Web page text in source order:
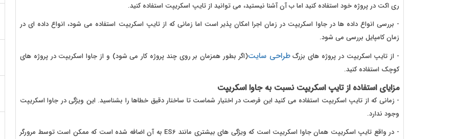
ری اکت در پروژه خود استفاده کنید اما ب آن آشنا نیستید، می توانید از تایپ اسکریپت استفاده کنید.
- بررسی انواع داده ها در جاوا اسکریپت در زمان اجرا امکان پذیر است اما زمانی که از تایپ اسکریپت استفاده می شود، انواع داده ای در
زمان کامپایل بررسی می شود.
- از تایپ اسکریپت در پروژه های بزرگطراحی سایت(اگر بطور همزمان بر روی چند پروژه کار می شود) و از جاوا اسکریپت در پروژه های
کوچک استفاده کنید.
مزایای استفاده از تایپ اسکریپت نسبت به جاوا اسکریپت
- زمانی که از تایپ اسکریپت استفاده می کنید این فرصت در اختیار شماست تا ساختار دقیق خطاها را بشناسید. این ویژگی در جاوا اسکریپت
وجود ندارد.
- در واقع تایپ اسکریپت همان جاوا اسکریپت است که ویژگی های بیشتری مانند ES6 به آن اضافه شده است که ممکن است توسط مرورگر